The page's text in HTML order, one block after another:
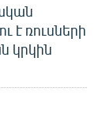
է ռուսների
կրկին